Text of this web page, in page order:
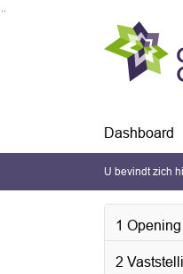
Ga naar de inhoud van deze
Ga naar het zoeken
Ga naar het menu
Dashboard
U bevindt zich
1
2